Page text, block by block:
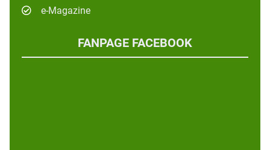
e-Magazine
FANPAGE FACEBOOK